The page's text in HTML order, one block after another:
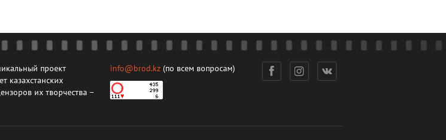
проект
казахстанских
их творчества –
info@brod.kz (по всем вопросам)